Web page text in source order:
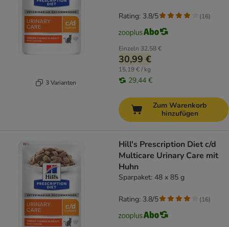
3 Varianten
Einzeln 32,58 €
30,99 €
15,19 € / kg
29,44 €
Rating: 3.8/5 (16)
Zum Warenkorb
hinzufügen
Hill's Prescription Diet c/d
Multicare Urinary Care mit
Huhn
Sparpaket: 48 x 85 g
Rating: 3.8/5 (16)